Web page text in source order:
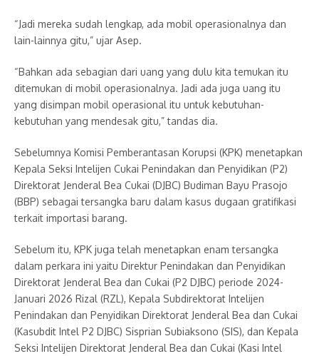
“Jadi mereka sudah lengkap, ada mobil operasionalnya dan
lain-lainnya gitu,” ujar Asep.
“Bahkan ada sebagian dari uang yang dulu kita temukan itu
ditemukan di mobil operasionalnya. Jadi ada juga uang itu
yang disimpan mobil operasional itu untuk kebutuhan-
kebutuhan yang mendesak gitu,” tandas dia.
Sebelumnya Komisi Pemberantasan Korupsi (KPK) menetapkan
Kepala Seksi Intelijen Cukai Penindakan dan Penyidikan (P2)
Direktorat Jenderal Bea Cukai (DJBC) Budiman Bayu Prasojo
(BBP) sebagai tersangka baru dalam kasus dugaan gratifikasi
terkait importasi barang.
Sebelum itu, KPK juga telah menetapkan enam tersangka
dalam perkara ini yaitu Direktur Penindakan dan Penyidikan
Direktorat Jenderal Bea dan Cukai (P2 DJBC) periode 2024-
Januari 2026 Rizal (RZL), Kepala Subdirektorat Intelijen
Penindakan dan Penyidikan Direktorat Jenderal Bea dan Cukai
(Kasubdit Intel P2 DJBC) Sisprian Subiaksono (SIS), dan Kepala
Seksi Intelijen Direktorat Jenderal Bea dan Cukai (Kasi Intel